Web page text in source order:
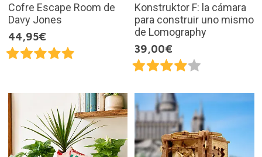
Cofre Escape Room de
Davy Jones
44,95€
Konstruktor F: la cámara
para construir uno mismo
de Lomography
39,00€